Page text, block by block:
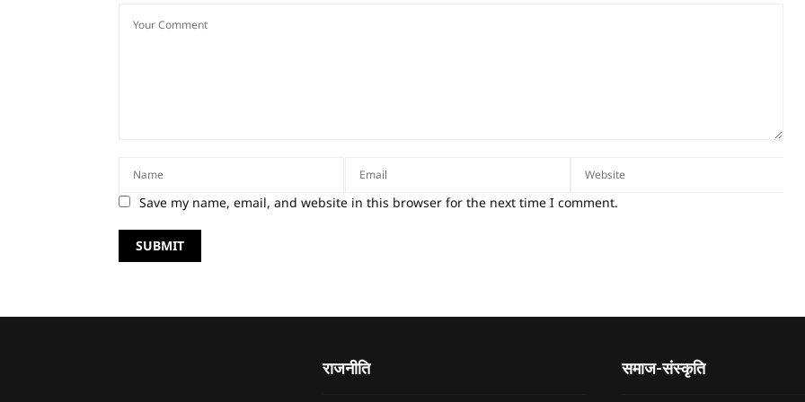
Save my name, email, and website in this browser for the next time I comment.
राजनीति समाज-संस्कृति